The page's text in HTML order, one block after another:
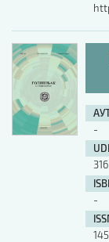
-
316
-